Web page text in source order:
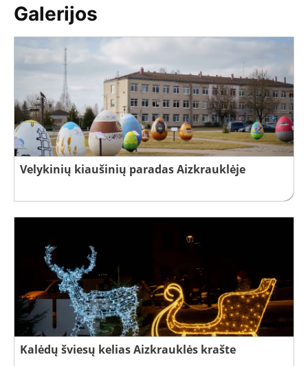
Galerijos
Velykinių kiaušinių paradas Aizkrauklėje
Kalėdų šviesų kelias Aizkrauklės krašte